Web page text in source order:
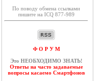
По поводу обмена ссылками
пишите на ICQ 877-989
Ф О Р У М
Это НЕОБХОДИМО ЗНАТЬ!
Ответы на часто задаваемые
вопросы касаемо Смартфонов